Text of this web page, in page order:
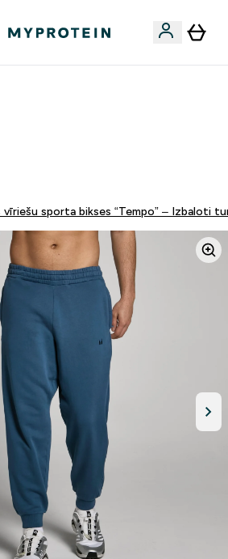
vīriešu sporta bikses “Tempo” – Izbaloti